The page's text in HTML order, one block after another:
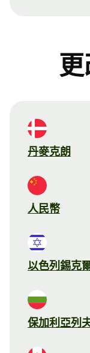
丹麥克朗
人民幣
以色列錫克
保加利亞列